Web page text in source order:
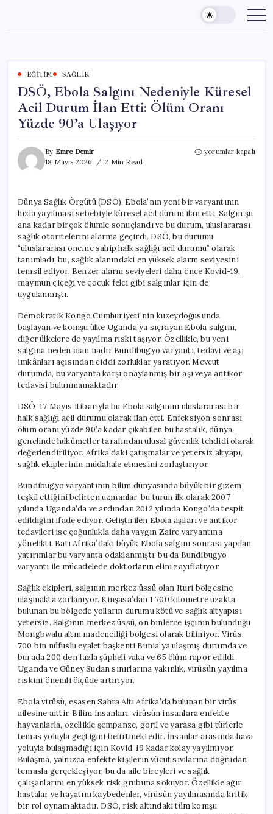
content
EĞITIM SAĞLIK
DSÖ, Ebola Salgını Nedeniyle Küresel
Acil Durum İlan Etti: Ölüm Oranı
Yüzde 90’a Ulaşıyor
By Emre Demir
18 Mayıs 2026
2 Min Read
DSÖ,
Acil
Durum
İlan
Etti:
Ölüm
Yüzde
90’a
Ulaşıyor
yorumlar kapalı
Dünya Sağlık Örgütü (DSÖ), Ebola’nın yeni bir varyantının
hızla yayılması sebebiyle küresel acil durum ilan etti. Salgın şu
ana kadar birçok ölümle sonuçlandı ve bu durum, uluslararası
sağlık otoritelerini alarma geçirdi. DSÖ, bu durumu
“uluslararası öneme sahip halk sağlığı acil durumu” olarak
tanımladı; bu, sağlık alanındaki en yüksek alarm seviyesini
temsil ediyor. Benzer alarm seviyeleri daha önce Kovid-19,
maymun çiçeği ve çocuk felci gibi salgınlar için de
uygulanmıştı.
Demokratik Kongo Cumhuriyeti’nin kuzeydoğusunda
başlayan ve komşu ülke Uganda’ya sıçrayan Ebola salgını,
diğer ülkelere de yayılma riski taşıyor. Özellikle, bu yeni
salgına neden olan nadir Bundibugyo varyantı, tedavi ve aşı
imkânları açısından ciddi zorluklar yaratıyor. Mevcut
durumda, bu varyanta karşı onaylanmış bir aşı veya antikor
tedavisi bulunmamaktadır.
DSÖ, 17 Mayıs itibarıyla bu Ebola salgınını uluslararası bir
halk sağlığı acil durumu olarak ilan etti. Enfeksiyon sonrası
ölüm oranı yüzde 90’a kadar çıkabilen bu hastalık, dünya
genelinde hükümetler tarafından ulusal güvenlik tehdidi olarak
değerlendiriliyor. Afrika’daki çatışmalar ve yetersiz altyapı,
sağlık ekiplerinin müdahale etmesini zorlaştırıyor.
Bundibugyo varyantının bilim dünyasında büyük bir gizem
teşkil ettiğini belirten uzmanlar, bu türün ilk olarak 2007
yılında Uganda’da ve ardından 2012 yılında Kongo’da tespit
edildiğini ifade ediyor. Geliştirilen Ebola aşıları ve antikor
tedavileri ise çoğunlukla daha yaygın Zaire varyantına
yönelikti. Batı Afrika’daki büyük Ebola salgını sonrası yapılan
yatırımlar bu varyanta odaklanmıştı, bu da Bundibugyo
varyantı ile mücadelede doktorların elini zayıflatıyor.
Sağlık ekipleri, salgının merkez üssü olan Ituri bölgesine
ulaşmakta zorlanıyor. Kinşasa’dan 1.700 kilometre uzakta
bulunan bu bölgede yolların durumu kötü ve sağlık altyapısı
yetersiz. Salgının merkez üssü, on binlerce işçinin bulunduğu
Mongbwalu altın madenciliği bölgesi olarak biliniyor. Virüs,
700 bin nüfuslu eyalet başkenti Bunia’ya ulaşmış durumda ve
burada 200’den fazla şüpheli vaka ve 65 ölüm rapor edildi.
Uganda ve Güney Sudan sınırlarına yakınlık, virüsün yayılma
riskini önemli ölçüde artırıyor.
Ebola virüsü, esasen Sahra Altı Afrika’da bulunan bir virüs
ailesine aittir. Bilim insanları, virüsün insanlara enfekte
hayvanlarla, özellikle şempanze, goril ve yarasa gibi türlerle
temas yoluyla geçtiğini belirtmektedir. İnsanlar arasında hava
yoluyla bulaşmadığı için Kovid-19 kadar kolay yayılmıyor.
Bulaşma, yalnızca enfekte kişilerin vücut sıvılarına doğrudan
temasla gerçekleşiyor, bu da aile bireyleri ve sağlık
çalışanlarını en yüksek risk grubuna sokuyor. Özellikle ağır
hastalar ve hayatını kaybedenler, virüsün yayılmasında kritik
bir rol oynamaktadır. DSÖ, risk altındaki tüm komşu